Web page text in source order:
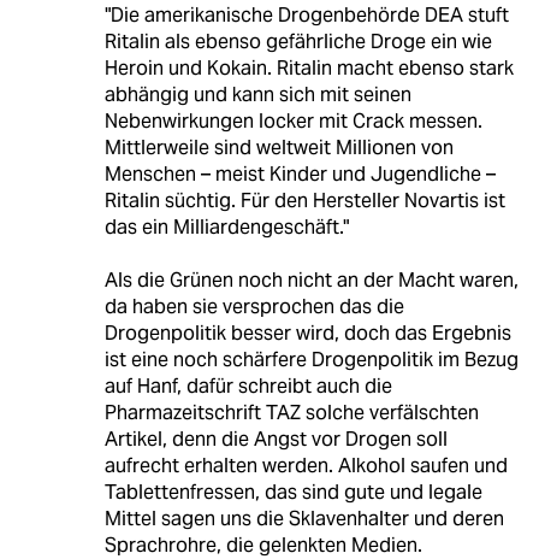
"Die amerikanische Drogenbehörde DEA stuft
Ritalin als ebenso gefährliche Droge ein wie
Heroin und Kokain. Ritalin macht ebenso stark
abhängig und kann sich mit seinen
Nebenwirkungen locker mit Crack messen.
Mittlerweile sind weltweit Millionen von
Menschen – meist Kinder und Jugendliche –
Ritalin süchtig. Für den Hersteller Novartis ist
das ein Milliardengeschäft."
Als die Grünen noch nicht an der Macht waren,
da haben sie versprochen das die
Drogenpolitik besser wird, doch das Ergebnis
ist eine noch schärfere Drogenpolitik im Bezug
auf Hanf, dafür schreibt auch die
Pharmazeitschrift TAZ solche verfälschten
Artikel, denn die Angst vor Drogen soll
aufrecht erhalten werden. Alkohol saufen und
Tablettenfressen, das sind gute und legale
Mittel sagen uns die Sklavenhalter und deren
Sprachrohre, die gelenkten Medien.